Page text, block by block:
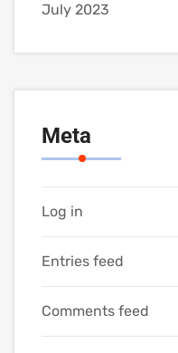
July 2023
Meta
Log in
Entries feed
Comments feed